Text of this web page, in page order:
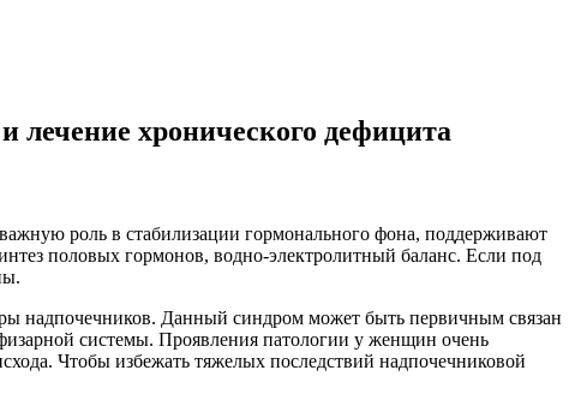
хронического дефицита
роль в стабилизации гормонального фона, поддерживают
половых гормонов, водно-электролитный баланс. Если под
надпочечников. Данный синдром может быть первичным связан
системы. Проявления патологии у женщин очень
Чтобы избежать тяжелых последствий надпочечниковой